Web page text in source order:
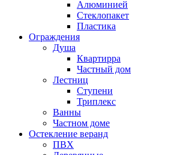
Алюминией
Стеклопакет
Пластика
Ограждения
Душа
Квартирра
Частный дом
Лестниц
Ступени
Триплекс
Ванны
Частном доме
Остекление веранд
ПВХ